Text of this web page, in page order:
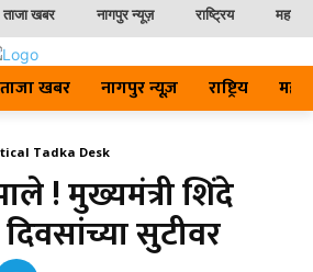
ताजा खबर नागपुर न्यूज़ राष्ट्रिय
ताजा खबर नागपुर न्यूज़ राष्ट्रिय
Tadka Desk
! मुख्यमंत्री शिंदे
सुटीवर